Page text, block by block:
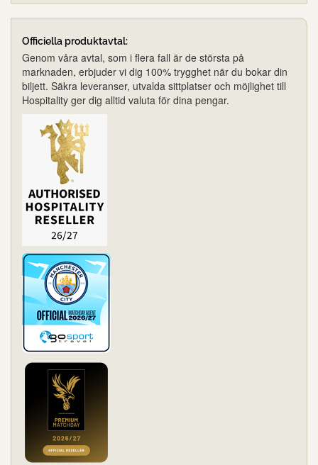
Officiella produktavtal:
Genom våra avtal, som i flera fall är de största på
marknaden, erbjuder vi dig 100% trygghet när du bokar din
biljett. Säkra leveranser, utvalda sittplatser och möjlighet till
Hospitality ger dig alltid valuta för dina pengar.